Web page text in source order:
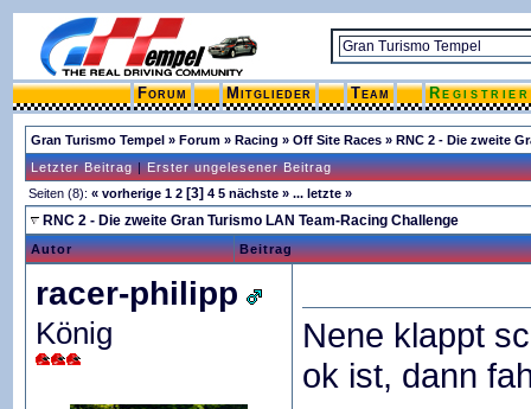
Forum Mitglieder Team
Gran Turismo Tempel » Forum » Racing » Off Site Races » RNC 2 - Die zweite
Letzter Beitrag|Erster ungelesener Beitrag
Seiten (8): « vorherige 1 2 [3] 4 5 nächste » ... letzte »
RNC 2 - Die zweite Gran Turismo LAN Team-Racing Challenge
Autor Beitrag
racer-philipp
König
Nene klappt
ok ist, dann